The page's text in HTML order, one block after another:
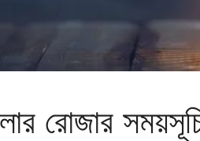
রোজার